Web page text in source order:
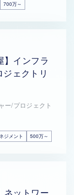
700万～
】インフラ
ェクトリ
ー/プロジェクト
ジメント 500万～
ネットワー